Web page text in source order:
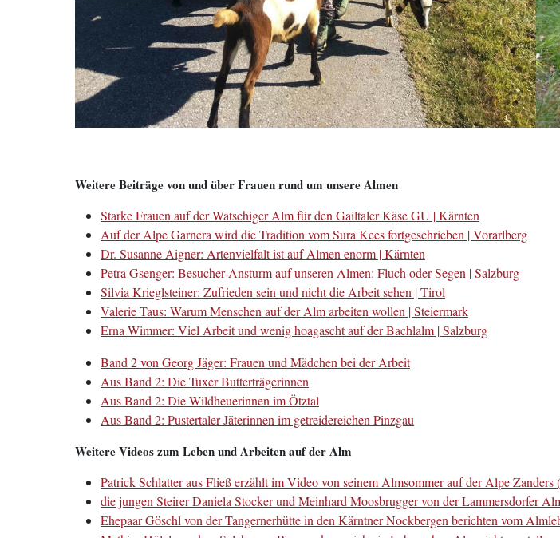
Weitere Beiträge von und über Frauen rund um unsere Almen
Starke Frauen auf der Watschiger Alm für den Gailtaler Käse GU | Kärnten
Auf der Alpe Garnera wird die Tradition vom Sura Kees fortgeschrieben | Vorarlberg
Dr. Susanne Aigner: Artenvielfalt ist auf Almen enorm | Kärnten
Petra Gsenger: Besucher-Ansturm auf unseren Almen: Fluch oder Segen | Salzburg
Silvia Krieglsteiner: Zufrieden sein und nicht die Arbeit sehen | Tirol
Valerie Taus: Warum Menschen auf der Alm arbeiten wollen | Steiermark
Erna Wimmer: Viel Arbeit und wenig hoagascht auf der Bachlalm | Salzburg
Band 2 von Georg Jäger: Frauen und Mädchen bei der Arbeit
Aus Band 2: Die Tuxer Butterträgerinnen
Aus Band 2: Die Wildheuerinnen im Ötztal
Aus Band 2: Pustertaler Jäterinnen im getreidereichen Pinzgau
Weitere Videos zum Leben und Arbeiten auf der Alm
Patrick Schlatter aus Fließ erzählt im Video von seinem Almsommer auf der Alpe
die jungen Steirer Daniela Stocker und Meinhard Moosbrugger von der Lammersdorfer
Ehepaar Göschl von der Tangernerhütte in den Kärntner Nockbergen berichten vom